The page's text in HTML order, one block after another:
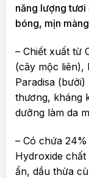
năng lượng
bóng, mịn màng
– Chiết xuất từ
(cây mộc liên),
Paradisa
thương, kháng
dưỡng làm da
– Có chứa
Hydroxide
ẩn, dầu thừa